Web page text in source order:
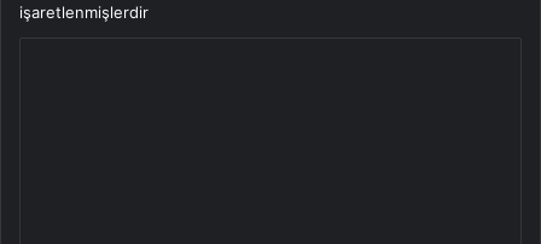
işaretlenmişlerdir